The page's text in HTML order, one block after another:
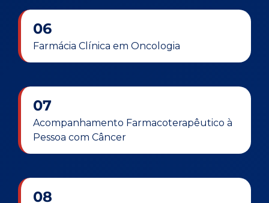
06
Farmácia Clínica em Oncologia
07
Acompanhamento Farmacoterapêutico à
Pessoa com Câncer
08